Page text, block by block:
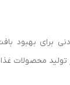
برای بهبود
محصولات